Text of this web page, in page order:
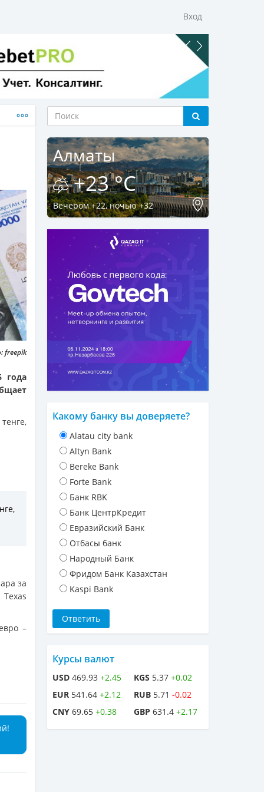
Вход
freepik
года
за
–
Алматы
+23 °C
Вечером +22, ночью +32
Какому банку вы доверяете?
Alatau city bank
Altyn Bank
Bereke Bank
Forte Bank
Банк RBK
Банк ЦентрКредит
Евразийский Банк
Отбасы банк
Народный Банк
Фридом Банк Казахстан
Kaspi Bank
Курсы валют
USD 469.93 +2.45
EUR 541.64 +2.12
CNY 69.65 +0.38
KGS 5.37 +0.02
RUB 5.71 -0.02
GBP 631.4 +2.17